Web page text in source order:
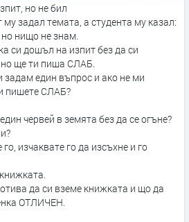
но не бил
задал темата, а студента му казал:
нищо не знам.
си дошъл на изпит без да си
ще ти пиша СЛАБ.
един въпрос и ако не ми
пишете СЛАБ?
червей в земята без да се огъне?
изчаквате го да изсъхне и го
да си вземе книжката и що да
ОТЛИЧЕН.